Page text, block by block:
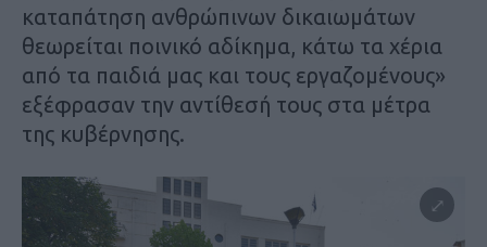
καταπάτηση ανθρώπινων δικαιωμάτων
θεωρείται ποινικό αδίκημα, κάτω τα χέρια
από τα παιδιά μας και τους εργαζομένους»
εξέφρασαν την αντίθεσή τους στα μέτρα
της κυβέρνησης.